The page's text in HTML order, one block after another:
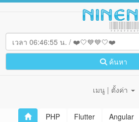
ค้นหา
เมนู | ตั้งค่า
PHP Flutter Angular